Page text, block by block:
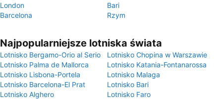
London
Bari
Barcelona
Rzym
Najpopularniejsze lotniska świata
Lotnisko Bergamo-Orio al Serio
Lotnisko Chopina w Warszawie
Lotnisko Palma de Mallorca
Lotnisko Katania-Fontanarossa
Lotnisko Lisbona-Portela
Lotnisko Malaga
Lotnisko Barcelona-El Prat
Lotnisko Bari
Lotnisko Alghero
Lotnisko Faro